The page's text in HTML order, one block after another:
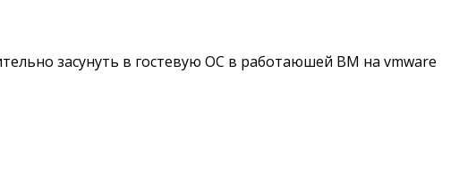
засунуть в гостевую ОС в работаюшей ВМ на vmware